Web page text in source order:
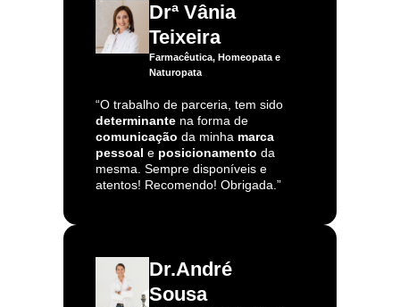
Drª Vânia
Teixeira
Farmacêutica, Homeopata e
Naturopata
“O trabalho de parceria, tem sido
determinantena forma de
comunicação da minha marca
pessoal e posicionamento da
mesma. Sempre disponíveis e
atentos! Recomendo! Obrigada.”
Dr.André
Sousa